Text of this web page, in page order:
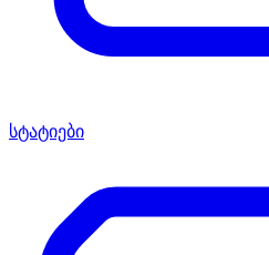
სტატიები